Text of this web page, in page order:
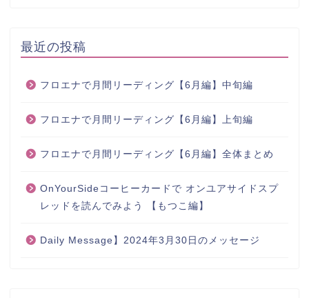
最近の投稿
フロエナで月間リーディング【6月編】中旬編
フロエナで月間リーディング【6月編】上旬編
フロエナで月間リーディング【6月編】全体まとめ
OnYourSideコーヒーカードで オンユアサイドスプ
レッドを読んでみよう 【もつこ編】
Daily Message】2024年3月30日のメッセージ